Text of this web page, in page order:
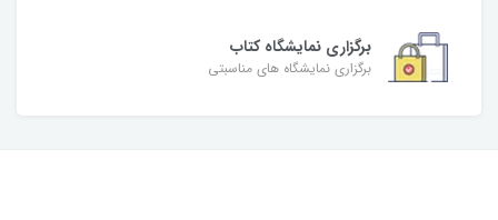
برگزاری نمایشگاه کتاب
برگزاری نمایشگاه های مناسبتی